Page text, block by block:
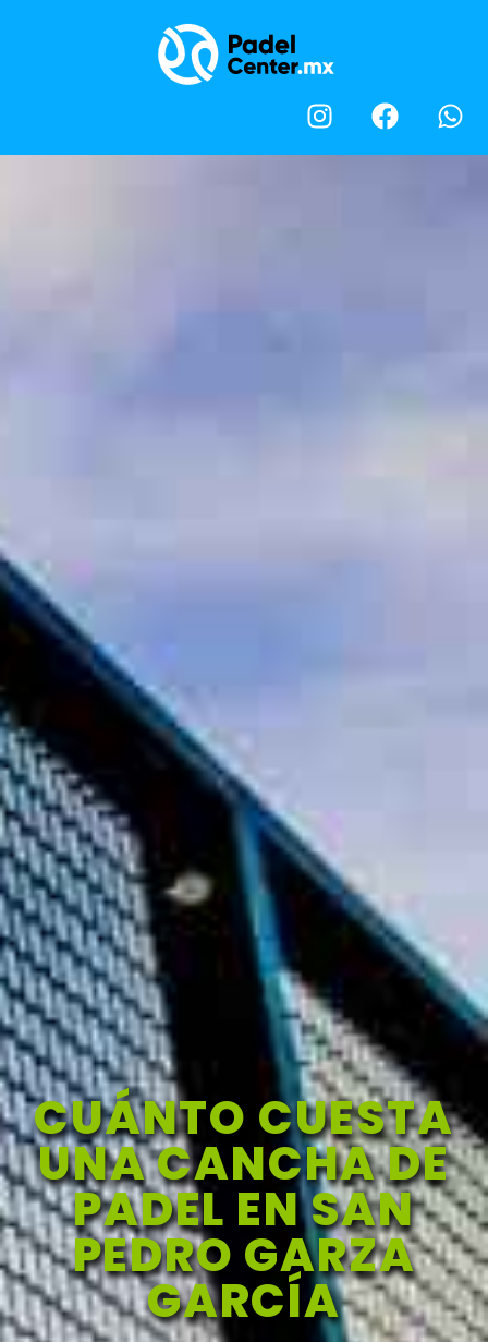
CUÁNTO CUESTA
UNA CANCHA DE
PADEL EN SAN
PEDRO GARZA
GARCÍA